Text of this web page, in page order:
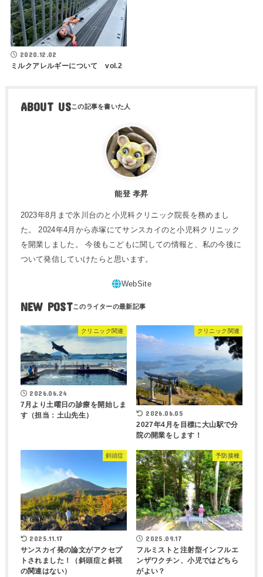
2020.12.02
ミルクアレルギーについて vol.2
ABOUT US
能登 孝昇
2023年8月まで氷川台のと小児科クリニック院長を務めまし
た。 2024年4月から赤塚にてサンスカイのと小児科クリニック
を開業しました。 今後もこどもに関しての情報と、私の今後に
ついて発信していけたらと思います。
NEW POST
クリニック関連
2026.06.24
7月より土曜日の診療を開始しま
す（担当：土山先生）
クリニック関連
2026.06.05
2027年4月を目標に大山駅で分
院の開業をします！
斜頭症
2025.11.17
サンスカイ発の論文がアクセプ
トされました！（斜頭症と斜視
の関連はない）
予防接種
2025.09.17
フルミストと注射型インフルエ
ンザワクチン、小児ではどちら
がよい？